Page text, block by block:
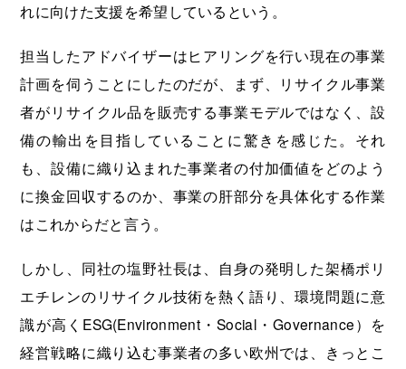
れに向けた支援を希望しているという。
担当したアドバイザーはヒアリングを行い現在の事業
計画を伺うことにしたのだが、まず、リサイクル事業
者がリサイクル品を販売する事業モデルではなく、設
備の輸出を目指していることに驚きを感じた。それ
も、設備に織り込まれた事業者の付加価値をどのよう
に換金回収するのか、事業の肝部分を具体化する作業
はこれからだと言う。
しかし、同社の塩野社長は、自身の発明した架橋ポリ
エチレンのリサイクル技術を熱く語り、環境問題に意
識が高くESG(Environment・Social・Governance）を
経営戦略に織り込む事業者の多い欧州では、きっとこ